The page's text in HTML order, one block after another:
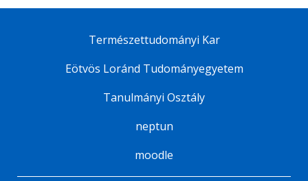
Természettudományi Kar
Eötvös Loránd Tudományegyetem
Tanulmányi Osztály
neptun
moodle